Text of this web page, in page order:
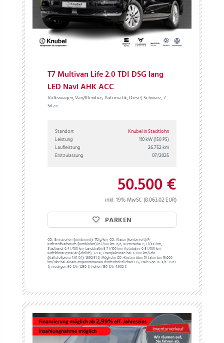
T7 Multivan Life 2.0 TDI DSG lang
LED Navi AHK ACC
Volkswagen, Van/Kleinbus, Automatik, Diesel, Schwarz, 7
Sitze
Standort
Knubel in Stadtlohn
Leistung
110 kW(150 PS)
Laufleistung
26.752 km
Erstzulassung
07/2025
50.500 €
inkl. 19% MwSt. (8.063,02 EUR)
PARKEN
CO₂ Emissionen (kombiniert): 172 g/km;CO₂ Klasse (kombiniert): F;
Kraftstoffverbrauch (kombiniert) in l/100 km: 6,6;Kurzstrecke: 8,3 l/100 km;
Stadtrand: 6,4 l/100 km;Landstraße: 5,7 l/100 km;Autobahn: 6,8 l/100 km;
Kraftfahrzeugsteuer (jährlich): 373 €;Energiekosten bei 15.000 km/Jahr
(Kraftstoffpreis: 1,61€/l): 1.592,91 €;Mögliche CO₂-Kosten über 10 Jahre bei 15.000
km/Jahr bei einem angenommenen durchschnittlichen CO₂-Preis von 115 €/t: 2.967
€; niedrigen 50 €/t: 1.290 €; hohen 190 €/t: 4.902 €